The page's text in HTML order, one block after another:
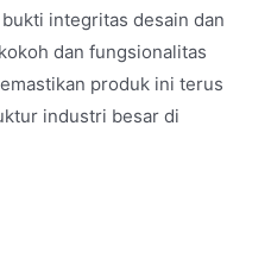
integritas desain dan
dan fungsionalitas
produk ini terus
industri besar di